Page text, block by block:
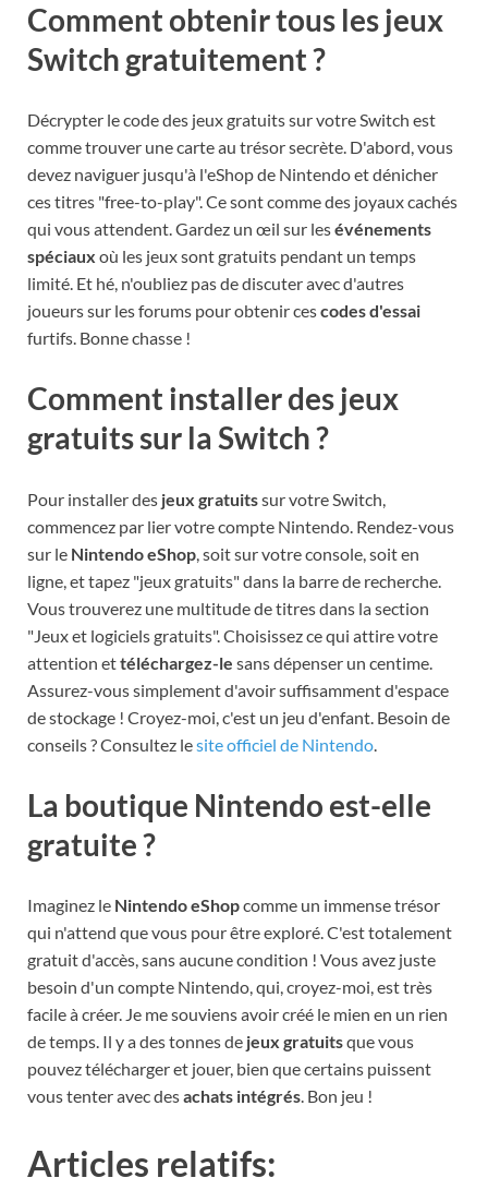
Comment obtenir tous les jeux
Switch gratuitement ?
Décrypter le code des jeux gratuits sur votre Switch est
comme trouver une carte au trésor secrète. D'abord, vous
devez naviguer jusqu'à l'eShop de Nintendo et dénicher
ces titres "free-to-play". Ce sont comme des joyaux cachés
qui vous attendent. Gardez un œil sur lesévénements
spéciaux où les jeux sont gratuits pendant un temps
limité. Et hé, n'oubliez pas de discuter avec d'autres
joueurs sur les forums pour obtenir cescodes d'essai
furtifs. Bonne chasse !
Comment installer des jeux
gratuits sur la Switch ?
Pour installer des jeux gratuitssur votre Switch,
commencez par lier votre compte Nintendo. Rendez-vous
sur le Nintendo eShop , soit sur votre console, soit en
ligne, et tapez "jeux gratuits" dans la barre de recherche.
Vous trouverez une multitude de titres dans la section
"Jeux et logiciels gratuits". Choisissez ce qui attire votre
attention ettéléchargez-le sans dépenser un centime.
Assurez-vous simplement d'avoir suffisamment d'espace
de stockage ! Croyez-moi, c'est un jeu d'enfant. Besoin de
conseils ? Consultez lesite officiel de Nintendo
La boutique Nintendo est-elle
gratuite ?
Imaginez le Nintendo eShopcomme un immense trésor
qui n'attend que vous pour être exploré. C'est totalement
gratuit d'accès, sans aucune condition ! Vous avez juste
besoin d'un compte Nintendo, qui, croyez-moi, est très
facile à créer. Je me souviens avoir créé le mien en un rien
de temps. Il y a des tonnes de jeux gratuitsque vous
pouvez télécharger et jouer, bien que certains puissent
vous tenter avec desachats intégrés. Bon jeu !
Articles relatifs: